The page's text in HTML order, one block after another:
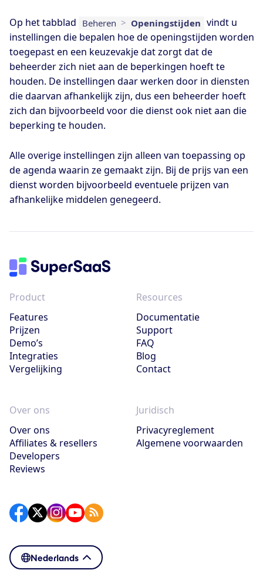
Op het tabblad Beheren > Openingstijden vindt u
instellingen die bepalen hoe de openingstijden worden
toegepast en een keuzevakje dat zorgt dat de
beheerder zich niet aan de beperkingen hoeft te
houden. De instellingen daar werken door in diensten
die daarvan afhankelijk zijn, dus een beheerder hoeft
zich dan bijvoorbeeld voor die dienst ook niet aan die
beperking te houden.
Alle overige instellingen zijn alleen van toepassing op
de agenda waarin ze gemaakt zijn. Bij de prijs van een
dienst worden bijvoorbeeld eventuele prijzen van
afhankelijke middelen genegeerd.
Product
Features
Prijzen
Demo’s
Integraties
Vergelijking
Resources
Documentatie
Support
FAQ
Blog
Contact
Over ons
Over ons
Affiliates & resellers
Developers
Reviews
Juridisch
Privacyreglement
Algemene voorwaarden
Nederlands